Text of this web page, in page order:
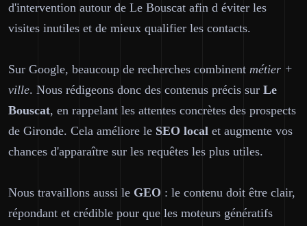
d'intervention autour de Le Bouscat afin d éviter les
visites inutiles et de mieux qualifier les contacts.
Sur Google, beaucoup de recherches combinent métier +
ville. Nous rédigeons donc des contenus précis sur Le
Bouscat, en rappelant les attentes concrètes des prospects
de Gironde. Cela améliore le SEO local et augmente vos
chances d'apparaître sur les requêtes les plus utiles.
Nous travaillons aussi le GEO : le contenu doit être clair,
répondant et crédible pour que les moteurs génératifs